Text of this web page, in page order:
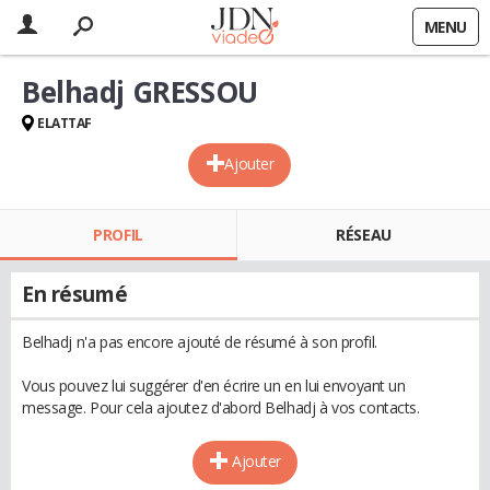
MENU
Ajouter
Belhadj GRESSOU
ELATTAF
PROFIL RÉSEAU
En résumé
Belhadj n'a pas encore ajouté de résumé à son profil.
Vous pouvez lui suggérer d'en écrire un en lui envoyant un
message. Pour cela ajoutez d'abord Belhadj à vos contacts.
Ajouter